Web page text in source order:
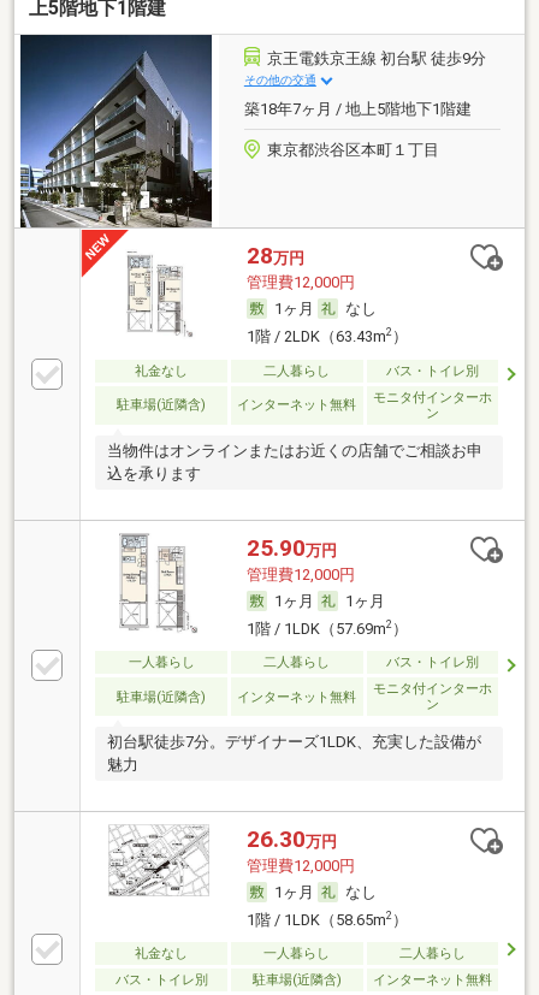
上5階地下1階建
京王電鉄京王線 初台駅 徒歩9分
その他の交通
築18年7ヶ月 / 地上5階地下1階建
東京都渋谷区本町１丁目
28万円
管理費12,000円
1ヶ月
なし
1階 / 2LDK（63.43m2）
礼金なし 二人暮らし バス・トイレ別
駐車場(近隣含) インターネット無料
モニタ付インターホ
ン
当物件はオンラインまたはお近くの店舗でご相談お申
込を承ります
25.90万円
管理費12,000円
1ヶ月
1ヶ月
1階 / 1LDK（57.69m2）
一人暮らし 二人暮らし バス・トイレ別
駐車場(近隣含) インターネット無料
モニタ付インターホ
ン
初台駅徒歩7分。デザイナーズ1LDK、充実した設備が
魅力
26.30万円
管理費12,000円
1ヶ月
なし
1階 / 1LDK（58.65m2）
礼金なし 一人暮らし
二人暮らし
バス・トイレ別
駐車場(近隣含) インターネット無料